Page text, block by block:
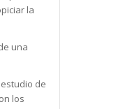
la
una
de
los